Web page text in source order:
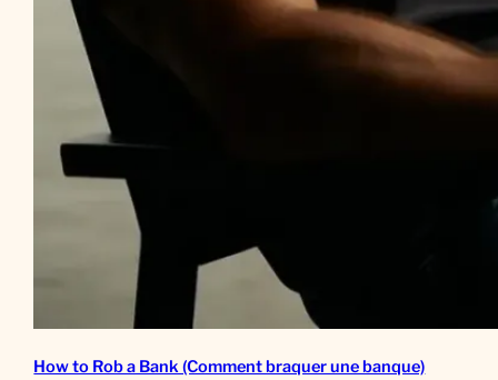
How to Rob a Bank (Comment braquer une banque)